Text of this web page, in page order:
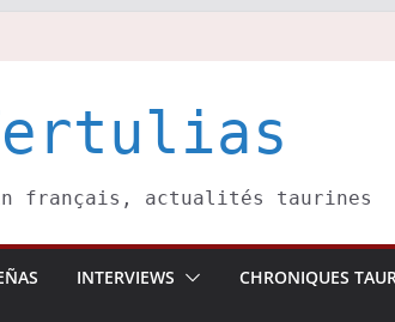
français, actualités taurines
INTERVIEWS CHRONIQUES